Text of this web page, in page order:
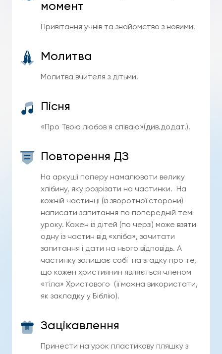
момент
Привітання учнів та знайомство з новими.
Молитва
Молитва вчителя з дітьми.
Пісня
«Про Твою любов я співаю»(див.додат.).
Повторення ДЗ
На аркуші паперу намалювати велику
хлібину, яку розрізати на частинки. На
кожній частинці (із зворотної сторони)
написати запитання по попередній темі
уроку. Кожен із дітей (по черзі) може взяти
одну із частин від «хліба», зачитати
запитання і дати на нього відповідь. А
частинку залишає собі на згадку про те,
що кожен християнин являється членом
«тіла» Христового (її можна використати,
як закладку у Біблію).
Зацікавлення
Принести на урок пластикову пляшку з